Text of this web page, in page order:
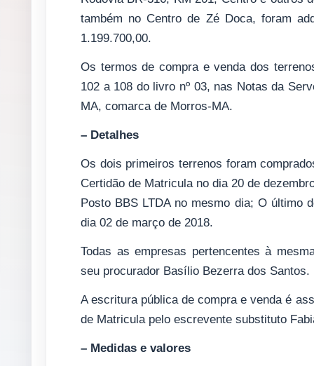
também no Centro de Zé Doca, foram
1.199.700,00.
Os termos de compra e venda dos
102 a 108 do livro nº 03, nas Notas da
MA, comarca de Morros-MA.
– Detalhes
Os dois primeiros terrenos foram
Certidão de Matricula no dia 20 de
Posto BBS LTDA no mesmo dia; O último
dia 02 de março de 2018.
Todas as empresas pertencentes à
seu procurador Basílio Bezerra dos Santos.
A escritura pública de compra e venda é
de Matricula pelo escrevente substituto
– Medidas e valores